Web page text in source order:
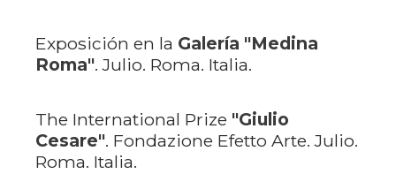
Exposición en la Galería "Medina
Roma". Julio. Roma. Italia.
The International Prize "Giulio
Cesare". Fondazione Efetto Arte. Julio.
Roma. Italia.